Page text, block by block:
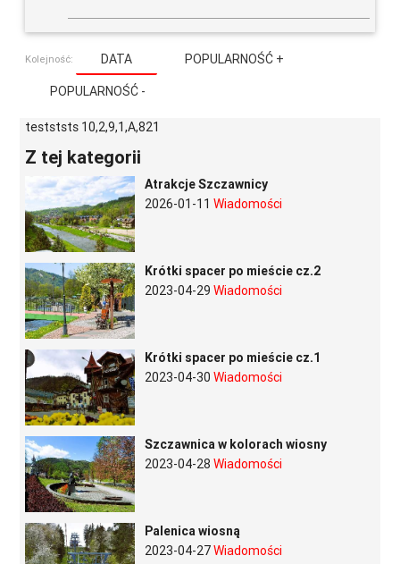
Kolejność: DATA
POPULARNOŚĆ +
POPULARNOŚĆ -
testststs 10,2,9,1,A,821
Z tej kategorii
Atrakcje Szczawnicy
2026-01-11 Wiadomości
Krótki spacer po mieście cz.2
2023-04-29 Wiadomości
Krótki spacer po mieście cz.1
2023-04-30 Wiadomości
Szczawnica w kolorach wiosny
2023-04-28 Wiadomości
Palenica wiosną
2023-04-27Wiadomości